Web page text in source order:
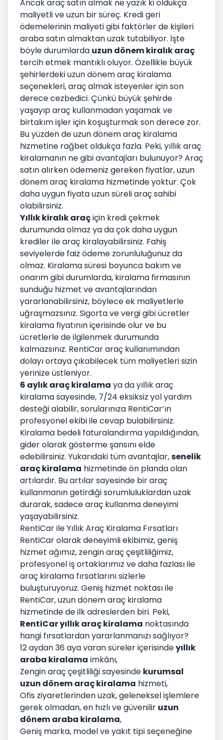
Ancak araç satın almak ne yazık ki oldukça
maliyetli ve uzun bir süreç. Kredi geri
ödemelerinin maliyeti gibi faktörler de kişileri
araba satın almaktan uzak tutabiliyor. İşte
böyle durumlarda uzun dönem kiralık araç
tercih etmek mantıklı oluyor. Özellikle büyük
şehirlerdeki uzun dönem araç kiralama
seçenekleri, araç almak isteyenler için son
derece cezbedici. Çünkü büyük şehirde
yaşayıp araç kullanmadan yaşamak ve
birtakım işler için koşuşturmak son derece zor.
Bu yüzden de uzun dönem araç kiralama
hizmetine rağbet oldukça fazla. Peki, yıllık araç
kiralamanın ne gibi avantajları bulunuyor? Araç
satın alırken ödemeniz gereken fiyatlar, uzun
dönem araç kiralama hizmetinde yoktur. Çok
daha uygun fiyata uzun süreli araç sahibi
olabilirsiniz.
Yıllık kiralık araçiçin kredi çekmek
durumunda olmaz ya da çok daha uygun
krediler ile araç kiralayabilirsiniz. Fahiş
seviyelerde faiz ödeme zorunluluğunuz da
olmaz. Kiralama süresi boyunca bakım ve
onarım gibi durumlarda, kiralama firmasının
sunduğu hizmet ve avantajlarından
yararlanabilirsiniz, böylece ek maliyetlerle
uğraşmazsınız. Sigorta ve vergi gibi ücretler
kiralama fiyatının içerisinde olur ve bu
ücretlerle de ilgilenmek durumunda
kalmazsınız. RentiCar araç kullanımından
dolayı ortaya çıkabilecek tüm maliyetleri sizin
yerinize üstleniyor.
6 aylık araç kiralama ya da yıllık araç
kiralama sayesinde, 7/24 eksiksiz yol yardım
desteği alabilir, sorularınıza RentiCar’ın
profesyonel ekibi ile cevap bulabilirsiniz.
Kiralama bedeli faturalandırma yapıldığından,
gider olarak gösterme şansını elde
edebilirsiniz. Yukarıdaki tüm avantajlar,senelik
araç kiralama hizmetinde ön planda olan
artılardır. Bu artılar sayesinde bir araç
kullanmanın getirdiği sorumluluklardan uzak
durarak, sadece araç kullanma deneyimi
yaşayabilirsiniz.
RentiCar ile Yıllık Araç Kiralama Fırsatları
RentiCar olarak deneyimli ekibimiz, geniş
hizmet ağımız, zengin araç çeşitliliğimiz,
profesyonel iş ortaklarımız ve daha fazlası ile
araç kiralama fırsatlarını sizlerle
buluşturuyoruz. Geniş hizmet noktası ile
RentiCar, uzun dönem araç kiralama
hizmetinde de ilk adreslerden biri. Peki,
RentiCar yıllık araç kiralama noktasında
hangi fırsatlardan yararlanmanızı sağlıyor?
12 aydan 36 aya varan süreler içerisindeyıllık
araba kiralama imkânı,
Zengin araç çeşitliliği sayesinde kurumsal
uzun dönem araç kiralama hizmeti,
Ofis ziyaretlerinden uzak, geleneksel işlemlere
gerek olmadan, en hızlı ve güvenilir uzun
dönem araba kiralama,
Geniş marka, model ve yakıt tipi seçeneğine